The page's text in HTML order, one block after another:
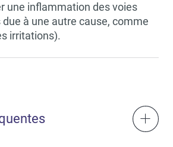
une inflammation des voies
à une autre cause, comme
irritations).